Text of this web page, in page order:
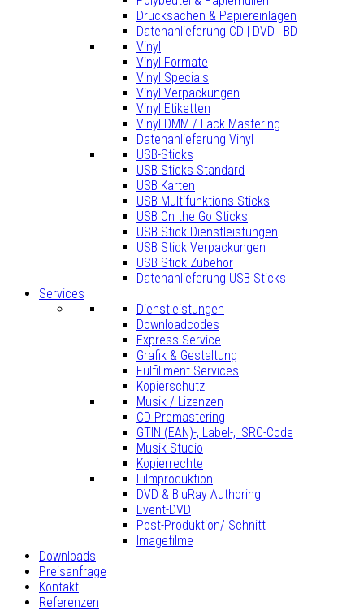
Drucksachen & Papiereinlagen
Datenanlieferung CD | DVD | BD
Vinyl
Vinyl Formate
Vinyl Specials
Vinyl Verpackungen
Vinyl Etiketten
Vinyl DMM / Lack Mastering
Datenanlieferung Vinyl
USB-Sticks
USB Sticks Standard
USB Karten
USB Multifunktions Sticks
USB On the Go Sticks
USB Stick Dienstleistungen
USB Stick Verpackungen
USB Stick Zubehör
Datenanlieferung USB Sticks
Services
Dienstleistungen
Downloadcodes
Express Service
Grafik & Gestaltung
Fulfillment Services
Kopierschutz
Musik / Lizenzen
CD Premastering
GTIN (EAN)-, Label-, ISRC-Code
Musik Studio
Kopierrechte
Filmproduktion
DVD & BluRay Authoring
Event-DVD
Post-Produktion/ Schnitt
Imagefilme
Downloads
Preisanfrage
Kontakt
Referenzen